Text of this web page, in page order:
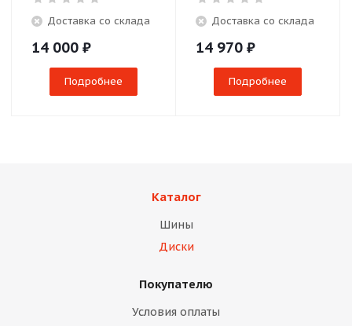
Доставка со склада
14 000 ₽
Подробнее
Доставка со склада
14 970 ₽
Подробнее
Каталог
Шины
Диски
Покупателю
Условия оплаты